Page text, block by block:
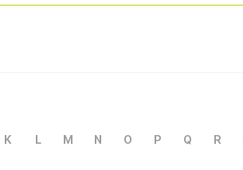
K L M N O P Q R